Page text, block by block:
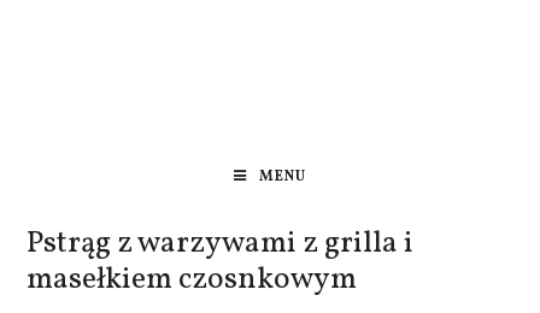
MENU
Pstrąg z warzywami z grilla i
masełkiem czosnkowym